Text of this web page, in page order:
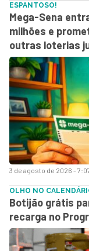
3 de agosto de 2026 -
ESPANTOSO!
Mega-Sena
milhões e
outras loterias
OLHO NO
Botijão grátis
recarga no